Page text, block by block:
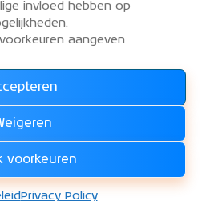
invloed hebben op
aangeven
voorkeuren
Privacy Policy
Basis lid, simulator
KLM-ers zijn welkom!
van de KLM Aeroclub
LID !!!
rechten voorbehouden.